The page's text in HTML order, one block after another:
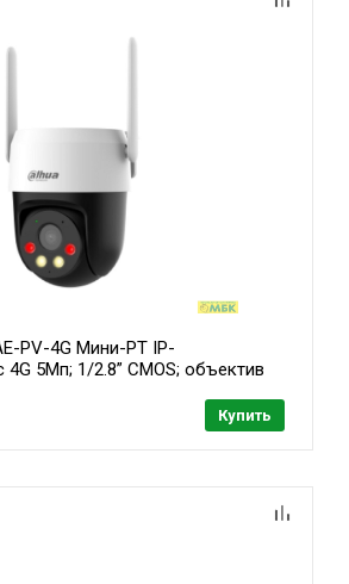
PV-4G Мини-PT IP-
5Мп; 1/2.8” CMOS; объектив
4G-EAU-0400B)
Купить